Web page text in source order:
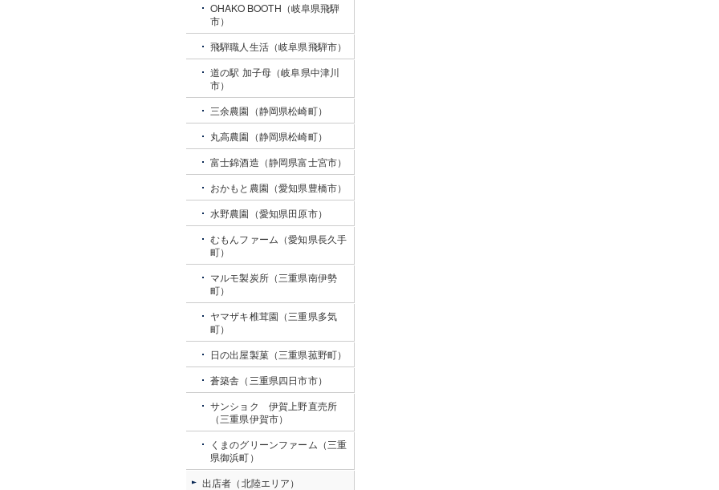
OHAKO BOOTH（岐阜県飛騨
市）
飛騨職人生活（岐阜県飛騨市）
道の駅 加子母（岐阜県中津川
市）
三余農園（静岡県松崎町）
丸高農園（静岡県松崎町）
富士錦酒造（静岡県富士宮市）
おかもと農園（愛知県豊橋市）
水野農園（愛知県田原市）
むもんファーム（愛知県長久手
町）
マルモ製炭所（三重県南伊勢
町）
ヤマザキ椎茸園（三重県多気
町）
日の出屋製菓（三重県菰野町）
蒼築舎（三重県四日市市）
サンショク 伊賀上野直売所
（三重県伊賀市）
くまのグリーンファーム（三重
県御浜町）
出店者（北陸エリア）